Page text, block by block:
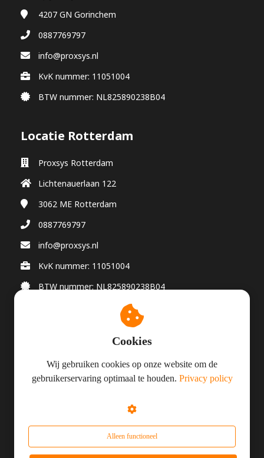
4207 GN Gorinchem
0887769797
info@proxsys.nl
KvK nummer: 11051004
BTW nummer: NL825890238B04
Locatie Rotterdam
Proxsys Rotterdam
Lichtenauerlaan 122
3062 ME Rotterdam
0887769797
info@proxsys.nl
KvK nummer: 11051004
BTW nummer: NL825890238B04
Responsible Disclosure
Cookies
Wij gebruiken cookies op onze website om de
gebruikerservaring optimaal te houden. Privacy policy
Alleen functioneel